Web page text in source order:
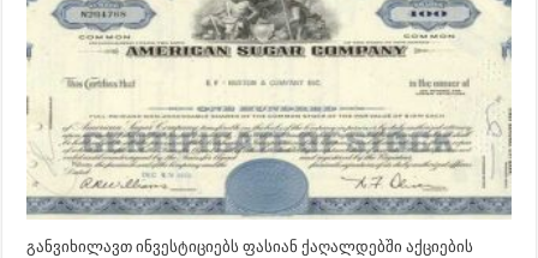
განვიხილავთ ინვესტიციებს ფასიან ქაღალდებში აქციების